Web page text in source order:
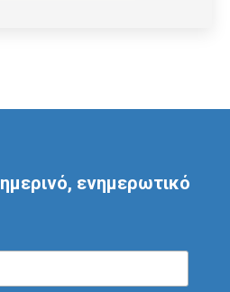
ενημερωτικό